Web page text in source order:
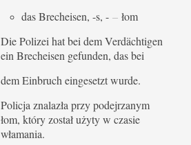
das Brecheisen, -s, - – łom
Die Polizei hat bei dem Verdächtigen
ein Brecheisen gefunden, das bei
dem Einbruch eingesetzt wurde.
Policja znalazła przy podejrzanym
łom, który został użyty w czasie
włamania.